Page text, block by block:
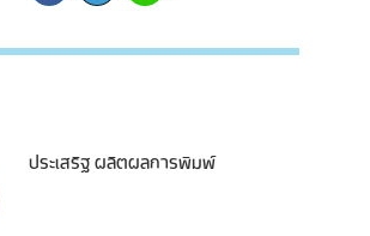
ประเสริฐ ผลิตผลการพิมพ์